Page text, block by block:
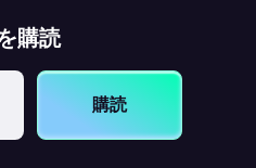
購読
購読